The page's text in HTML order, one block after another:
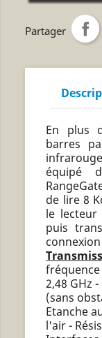
Partager
En plus
barres
équipé
de lire 8
le
puis
fréquence
2,48 GHz
(sans
Etanche
l'air -